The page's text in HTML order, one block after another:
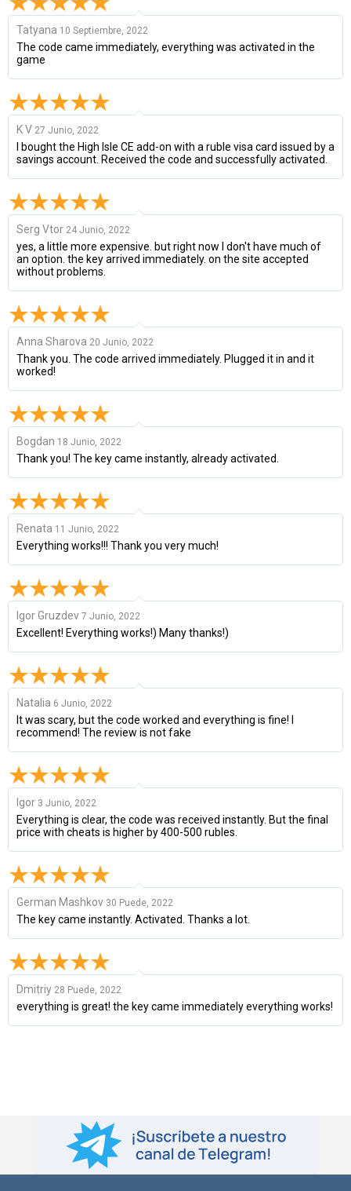
Tatyana 10 Septiembre, 2022
The code came immediately, everything was activated in the
game
K V 27 Junio, 2022
I bought the High Isle CE add-on with a ruble visa card issued by a
savings account. Received the code and successfully activated.
Serg Vtor 24 Junio, 2022
yes, a little more expensive. but right now I don't have much of
an option. the key arrived immediately. on the site accepted
without problems.
Anna Sharova 20 Junio, 2022
Thank you. The code arrived immediately. Plugged it in and it
worked!
Bogdan 18 Junio, 2022
Thank you! The key came instantly, already activated.
Renata 11 Junio, 2022
Everything works!!! Thank you very much!
Igor Gruzdev 7 Junio, 2022
Excellent! Everything works!) Many thanks!)
Natalia 6 Junio, 2022
It was scary, but the code worked and everything is fine! I
recommend! The review is not fake
Igor 3 Junio, 2022
Everything is clear, the code was received instantly. But the final
price with cheats is higher by 400-500 rubles.
German Mashkov 30 Puede, 2022
The key came instantly. Activated. Thanks a lot.
Dmitriy 28 Puede, 2022
everything is great! the key came immediately everything works!